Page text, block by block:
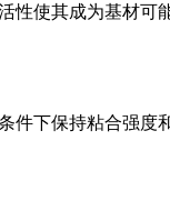
使其成为基材可
件下保持粘合强度